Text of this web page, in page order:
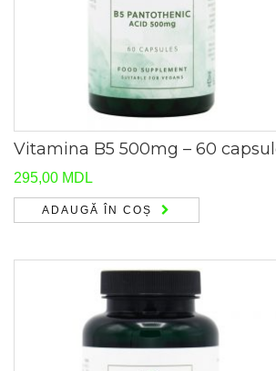
Vitamina B5 500mg – 60
295,00 MDL
ADAUGĂ ÎN COȘ